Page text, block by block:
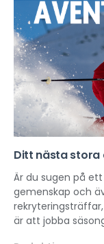
Ditt nästa stora
SkiStars
Är du sugen på
gemenskap och
är att jobba